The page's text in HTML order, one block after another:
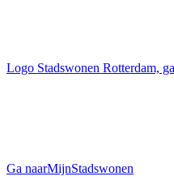
Logo Stadswonen Rotterdam,
Ga naarMijnStadswonen